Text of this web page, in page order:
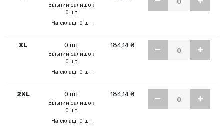
Вільний залишок:
0 шт.
На складі: 0 шт.
XL 0 шт.
Вільний залишок:
0 шт.
На складі: 0 шт.
184,14 ₴
2XL 0 шт.
Вільний залишок:
0 шт.
На складі: 0 шт.
184,14 ₴